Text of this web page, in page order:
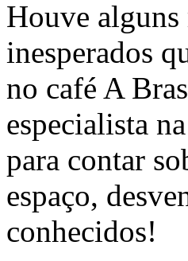
Houve alguns
inesperados
no café A
especialista
para contar
espaço,
conhecidos!